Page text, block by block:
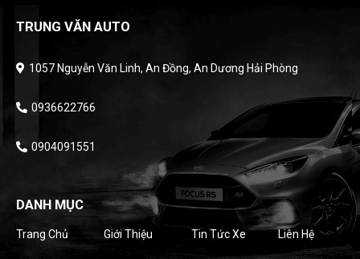
TRUNG VĂN AUTO
1057 Nguyễn Văn Linh, An Đồng, An Dương Hải Phòng
0936622766
0904091551
DANH MỤC
Trang Chủ Giới Thiệu Tin Tức Xe Liên Hệ